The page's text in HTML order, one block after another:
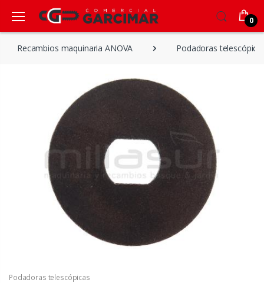
0
Recambios maquinaria ANOVA Podadoras
Podadoras telescópicas